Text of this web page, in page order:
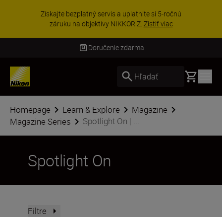
Získajte bezplatný servis a uplatnite si 5-ročnú
záruku na objektívy NIKKOR Z. Zistiť viac
Doručenie zdarma
Hľadať Basket
Homepage Learn & Explore
Magazine
Magazine Series
Spotlight On | ...
Spotlight On
Filtre